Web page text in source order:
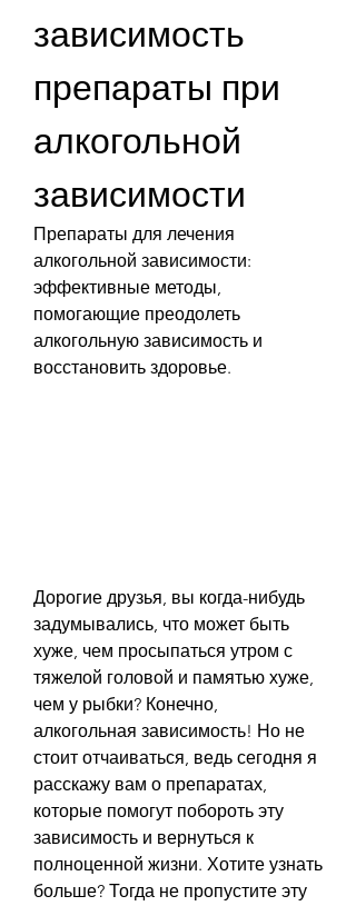
зависимость
препараты при
алкогольной
зависимости
Препараты для лечения
алкогольной зависимости:
эффективные методы,
помогающие преодолеть
алкогольную зависимость и
восстановить здоровье.
Дорогие друзья, вы когда-нибудь
задумывались, что может быть
хуже, чем просыпаться утром с
тяжелой головой и памятью хуже,
чем у рыбки? Конечно,
алкогольная зависимость! Но не
стоит отчаиваться, ведь сегодня я
расскажу вам о препаратах,
которые помогут побороть эту
зависимость и вернуться к
полноценной жизни. Хотите узнать
больше? Тогда не пропустите эту